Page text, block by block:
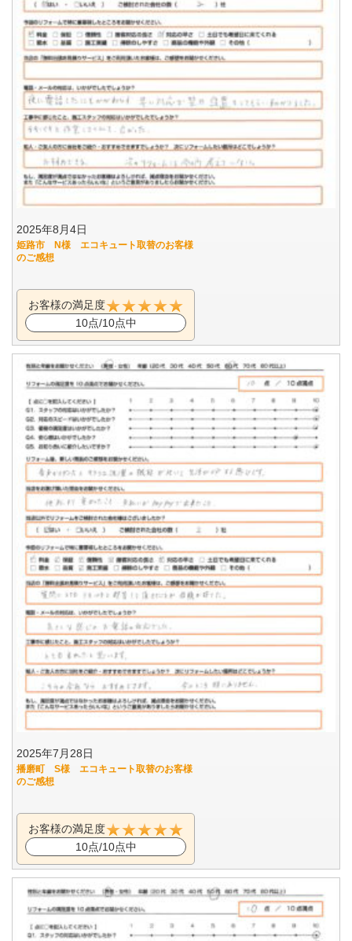
2025年8月4日
姫路市 N様 エコキュート取替のお客様
のご感想
お客様の満足度
10点/10点中
2025年7月28日
播磨町 S様 エコキュート取替のお客様
のご感想
お客様の満足度
10点/10点中